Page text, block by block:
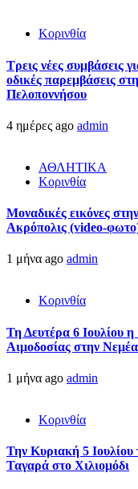
Κορινθία
Τρεις νέες συμβάσεις
οδικές παρεμβάσεις
Πελοποννήσου
4 ημέρες ago admin
ΑΘΛΗΤΙΚΑ
Κορινθία
Μοναδικές εικόνες
Ακρόπολις (video-
1 μήνα ago admin
Κορινθία
Τη Δευτέρα 6 Ιουλίου
Αιμοδοσίας στην Νεμέα
1 μήνα ago admin
Κορινθία
Την Κυριακή 5
Ταγαρά στο Χιλιομόδι